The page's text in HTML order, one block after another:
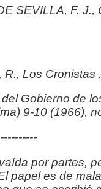
SEVILLA, F. J.,
R., Los Cronistas
Gobierno de
9-10 (1966),
por partes,
papel es de